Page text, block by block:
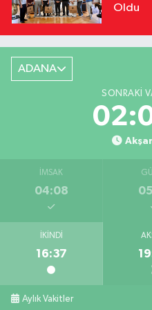
Oldu
ADANA
SONRAKI
İMSAK
04:08
İKINDI
16:37
Aylık Vakitler